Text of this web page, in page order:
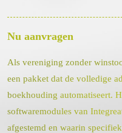
Nu aanvragen
Als vereniging zonder
een pakket dat de volledige
boekhouding automatiseert.
softwaremodules van
afgestemd en waarin